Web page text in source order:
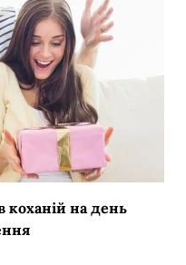
коханій на день